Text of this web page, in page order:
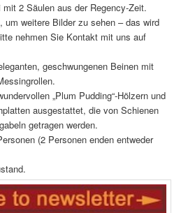
2 Säulen aus der Regency-Zeit.
um weitere Bilder zu sehen – das wird
nehmen Sie Kontakt mit uns auf
geschwungenen Beinen mit
„Plum Pudding“-Hölzern und
ausgestattet, die von Schienen
getragen werden.
(2 Personen enden entweder